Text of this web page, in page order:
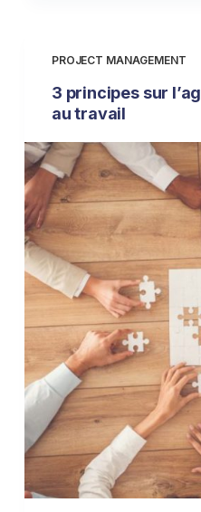
PROJECT MANAGEMENT
3 principes sur
au travail